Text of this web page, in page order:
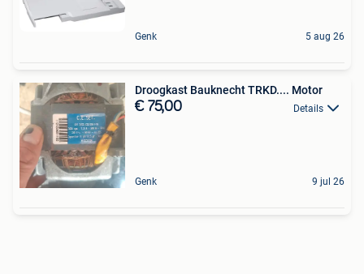
Genk 5 aug 26
Droogkast Bauknecht TRKD.... Motor
€ 75,00 Details
Genk 9 jul 26